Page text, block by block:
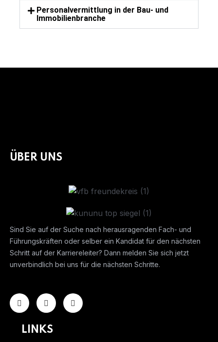
Personalvermittlung in der Bau- und
Immobilienbranche
ÜBER UNS
Sind Sie auf der Suche nach herausragenden Fach- und
Führungskräften oder selber ein Kandidat für den nächsten
Schritt auf der Karriereleiter? Dann melden Sie sich jetzt
unverbindlich bei uns für die nächsten Schritte.
LINKS